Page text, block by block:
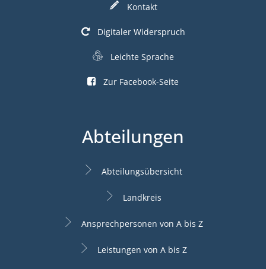
Kontakt
Digitaler Widerspruch
Leichte Sprache
Zur Facebook-Seite
Abteilungen
Abteilungsübersicht
Landkreis
Ansprechpersonen von A bis Z
Leistungen von A bis Z